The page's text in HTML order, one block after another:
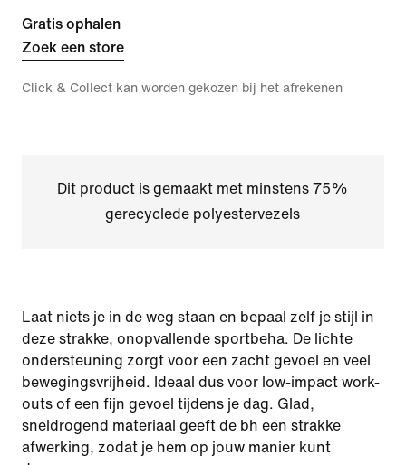
Gratis ophalen
Zoek een store
Click & Collect kan worden gekozen bij het afrekenen
Dit product is gemaakt met minstens 75%
gerecyclede polyestervezels
Laat niets je in de weg staan en bepaal zelf je stijl in
deze strakke, onopvallende sportbeha. De lichte
ondersteuning zorgt voor een zacht gevoel en veel
bewegingsvrijheid. Ideaal dus voor low-impact work-
outs of een fijn gevoel tijdens je dag. Glad,
sneldrogend materiaal geeft de bh een strakke
afwerking, zodat je hem op jouw manier kunt